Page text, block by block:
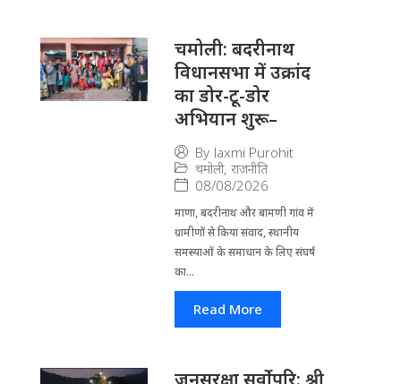
चमोली: बदरीनाथ
विधानसभा में उक्रांद
का डोर-टू-डोर
अभियान शुरू–
By laxmi Purohit
चमोली, राजनीति
08/08/2026
माणा, बदरीनाथ और बामणी गांव में
ग्रामीणों से किया संवाद, स्थानीय
समस्याओं के समाधान के लिए संघर्ष
का...
Read More
जनसुरक्षा सर्वोपरि: श्री